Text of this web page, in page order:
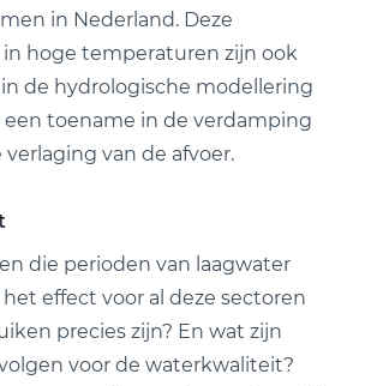
in Nederland. Deze
hoge temperaturen zijn ook
de hydrologische modellering
een toename in de verdamping
van de afvoer.
die perioden van laagwater
effect voor al deze sectoren
precies zijn? En wat zijn
voor de waterkwaliteit?